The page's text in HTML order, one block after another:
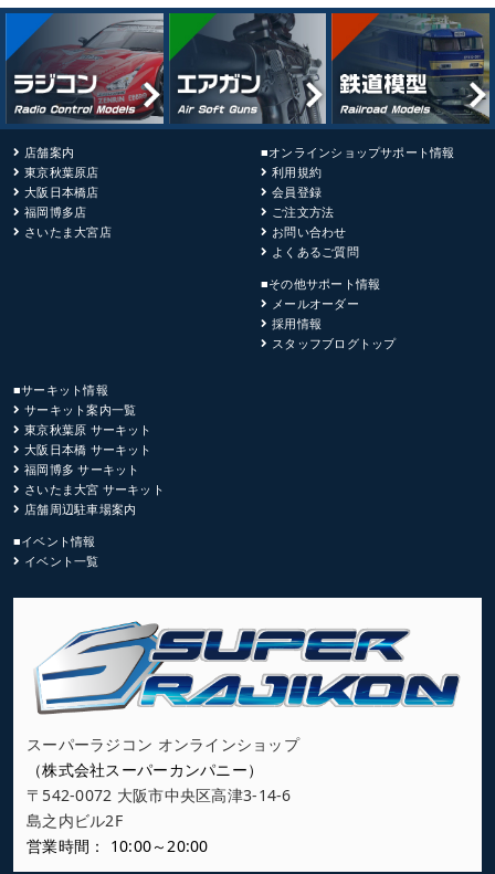
店舗案内
東京秋葉原店
大阪日本橋店
福岡博多店
さいたま大宮店
■オンラインショップサポート情報
利用規約
会員登録
ご注文方法
お問い合わせ
よくあるご質問
■その他サポート情報
メールオーダー
採用情報
スタッフブログトップ
■サーキット情報
サーキット案内一覧
東京秋葉原 サーキット
大阪日本橋 サーキット
福岡博多 サーキット
さいたま大宮 サーキット
店舗周辺駐車場案内
■イベント情報
イベント一覧
スーパーラジコン オンラインショップ
（株式会社スーパーカンパニー）
〒542-0072 大阪市中央区高津3-14-6
島之内ビル2F
営業時間： 10:00～20:00